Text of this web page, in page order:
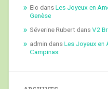
Elo dansLes Joyeux en
Genèse
Séverine RubertdansV2
admin dansLes Joyeux en
Campinas